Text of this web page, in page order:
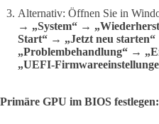
Alternativ: Öffnen Sie in
→ „System“ →
Start“ → „Jetzt neu starten“
„Problembehandlung“ →
„UEFI-
Primäre GPU im BIOS festlegen: